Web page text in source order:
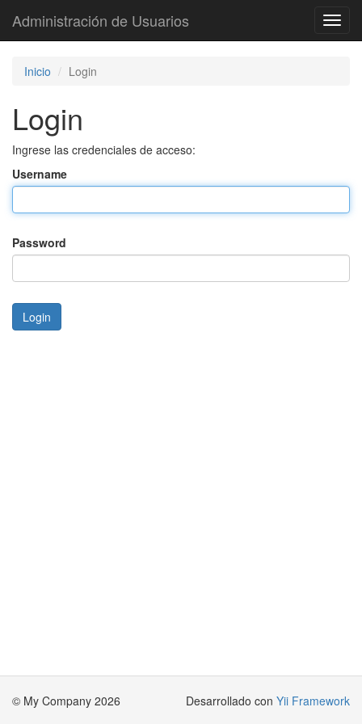
Administración de Usuarios
Inicio Login
Login
Ingrese las credenciales de acceso:
Username
Password
Login
© My Company 2026 Desarrollado con Yii Framework